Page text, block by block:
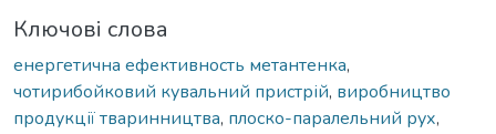
Ключові слова
енергетична ефективность метантенка,
чотирибойковий кувальний пристрій, виробництво
продукції тваринництва, плоско-паралельний рух,